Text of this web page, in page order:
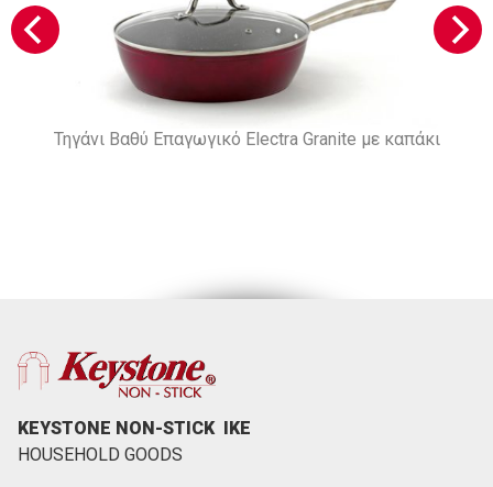
Τηγάνι Βαθύ Επαγωγικό Electra Granite με καπάκι
KEYSTONE NON-STICK ΙΚΕ
HOUSEHOLD GOODS